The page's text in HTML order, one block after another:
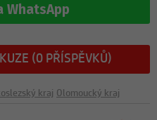
WhatsApp
(0 PŘÍSPĚVKŮ)
kraj Olomoucký kraj